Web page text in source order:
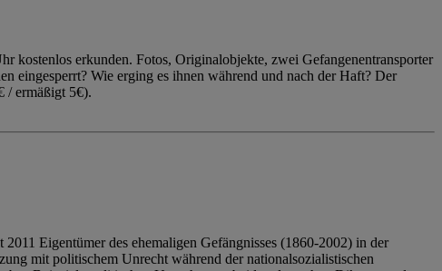
kostenlos erkunden. Fotos, Originalobjekte, zwei Gefangenentransporter
eingesperrt? Wie erging es ihnen während und nach der Haft? Der
/ ermäßigt 5€).
Eigentümer des ehemaligen Gefängnisses (1860-2002) in der
mit politischem Unrecht während der nationalsozialistischen